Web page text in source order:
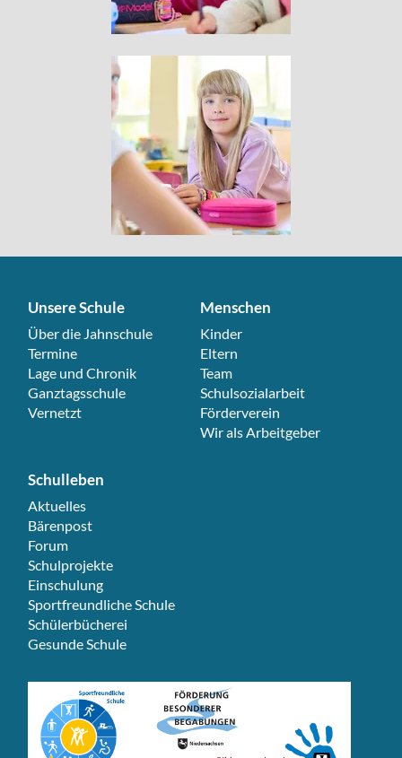
Unsere Schule
Navigation überspringen
Über die Jahnschule
Termine
Lage und Chronik
Ganztagsschule
Vernetzt
Menschen
Navigation überspringen
Kinder
Eltern
Team
Schulsozialarbeit
Förderverein
Wir als Arbeitgeber
Schulleben
Navigation überspringen
Aktuelles
Bärenpost
Forum
Schulprojekte
Einschulung
Sportfreundliche Schule
Schülerbücherei
Gesunde Schule